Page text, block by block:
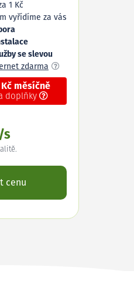
1 Kč
vyřídíme za vás
se slevou
zdarma
Kč měsíčně
doplňky
s
cenu